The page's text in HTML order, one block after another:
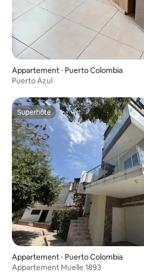
Appartement ⋅ Puerto Colombia
Puerto Azul
Superhôte
Superhôte
Appartement ⋅ Puerto Colombia
Appartement Muelle 1893